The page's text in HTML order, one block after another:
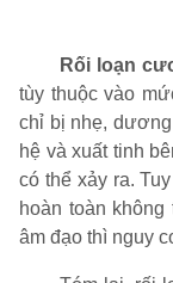
Rối loạn
tùy thuộc vào
chỉ bị nhẹ,
hệ và xuất tinh
có thể xảy ra.
hoàn toàn
âm đạo thì nguy